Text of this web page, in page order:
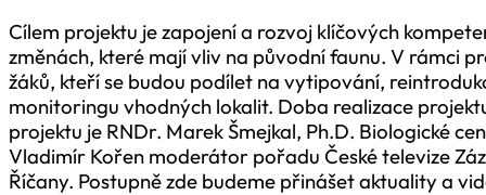
Cílem projektu je zapojení a rozvoj klíčových
změnách, které mají vliv na původní faunu. V rámci
žáků, kteří se budou podílet na vytipování,
monitoringu vhodných lokalit. Doba realizace
projektu je RNDr. Marek Šmejkal, Ph.D. Biologické
Vladimír Kořen moderátor pořadu České televize
Říčany. Postupně zde budeme přinášet aktuality a